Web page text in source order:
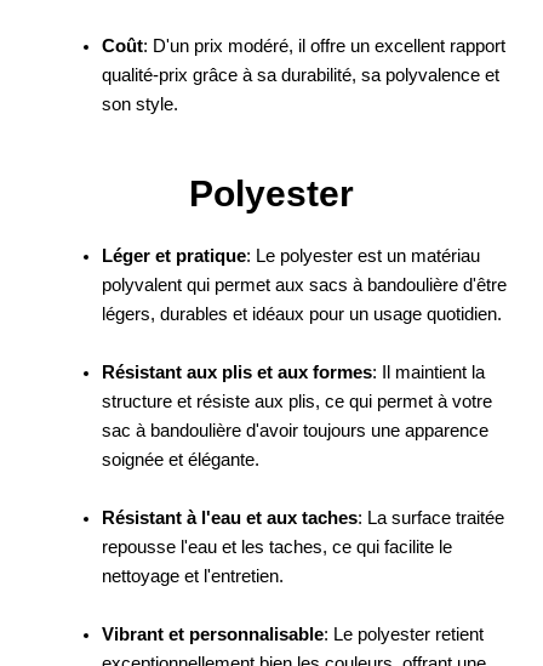
Coût: D'un prix modéré, il offre un excellent rapport
qualité-prix grâce à sa durabilité, sa polyvalence et
son style.
Polyester
Léger et pratique: Le polyester est un matériau
polyvalent qui permet aux sacs à bandoulière d'être
légers, durables et idéaux pour un usage quotidien.
Résistant aux plis et aux formes: Il maintient la
structure et résiste aux plis, ce qui permet à votre
sac à bandoulière d'avoir toujours une apparence
soignée et élégante.
Résistant à l'eau et aux taches: La surface traitée
repousse l'eau et les taches, ce qui facilite le
nettoyage et l'entretien.
Vibrant et personnalisable: Le polyester retient